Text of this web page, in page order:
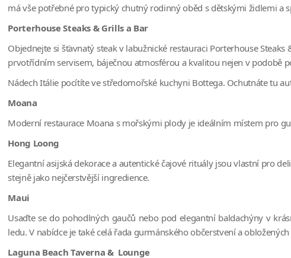
má vše potřebné pro typický chutný rodinný oběd s dětskými židlemi a
Porterhouse Steaks & Grills a Bar
Objednejte si šťavnatý steak v labužnické restauraci Porterhouse
prvotřídním servisem, báječnou atmosférou a kvalitou nejen v podobě
Nádech Itálie pocítíte ve středomořské kuchyni Bottega. Ochutnáte tu
Moana
Moderní restaurace Moana s mořskými plody je ideálním místem pro
Hong Loong
Elegantní asijská dekorace a autentické čajové rituály jsou vlastní pro
stejně jako nejčerstvější ingredience.
Maui
Usaďte se do pohodlných gaučů nebo pod elegantní baldachýny v
ledu. V nabídce je také celá řada gurmánského občerstvení a
Laguna Beach Taverna & Lounge